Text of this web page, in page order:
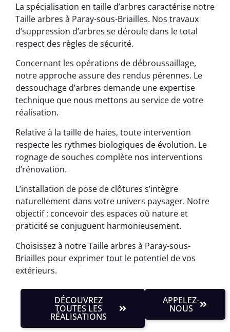
La spécialisation en taille d’arbres caractérise notre
Taille arbres à Paray-sous-Briailles. Nos travaux
d’suppression d’arbres se déroule dans le total
respect des règles de sécurité.
Concernant les opérations de débroussaillage,
notre approche assure des rendus pérennes. Le
dessouchage d’arbres demande une expertise
technique que nous mettons au service de votre
réalisation.
Relative à la taille de haies, toute intervention
respecte les rythmes biologiques de évolution. Le
rognage de souches complète nos interventions
d’rénovation.
L’installation de pose de clôtures s’intègre
naturellement dans votre univers paysager. Notre
objectif : concevoir des espaces où nature et
praticité se conjuguent harmonieusement.
Choisissez à notre Taille arbres à Paray-sous-
Briailles pour exprimer tout le potentiel de vos
extérieurs.
DÉCOUVREZ
TOUTES LES
RÉALISATIONS
APPELEZ-
NOUS